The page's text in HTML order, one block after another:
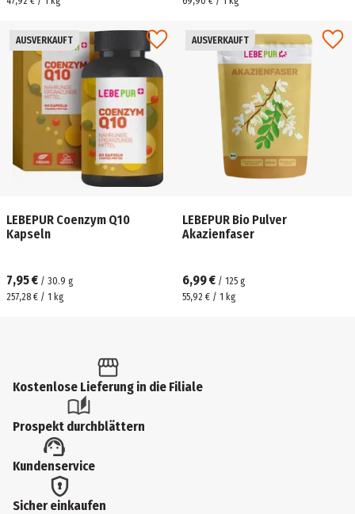
AUSVERKAUFT
LEBEPUR Coenzym Q10
Kapseln
7,95 € / 30.9 g
257,28 € / 1 kg
AUSVERKAUFT
LEBEPUR Bio Pulver
Akazienfaser
6,99 € / 125 g
55,92 € / 1 kg
Kostenlose Lieferung in die Filiale
Prospekt durchblättern
Kundenservice
Sicher einkaufen